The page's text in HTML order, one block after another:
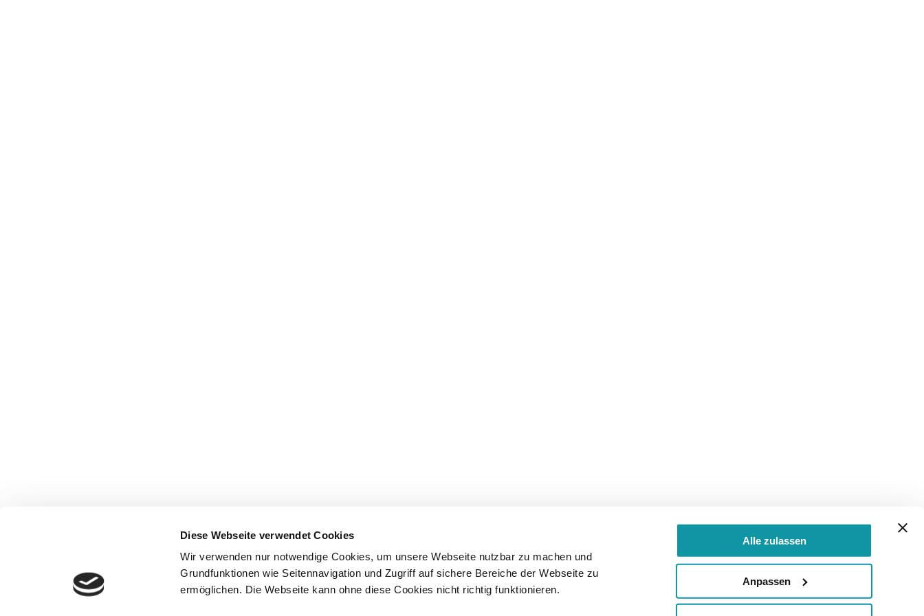
Diese Webseite verwendet Cookies
Wir verwenden nur notwendige Cookies, um unsere Webseite nutzbar zu machen und
Grundfunktionen wie Seitennavigation und Zugriff auf sichere Bereiche der Webseite zu
ermöglichen. Die Webseite kann ohne diese Cookies nicht richtig funktionieren.
Alle zulassen
Anpassen